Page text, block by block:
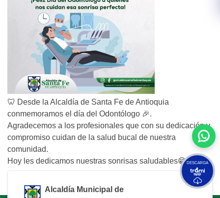
🦷 Desde la Alcaldía de Santa Fe de Antioquia
conmemoramos el día del Odontólogo 🎉.
Agradecemos a los profesionales que con su dedicación y
compromiso cuidan de la salud bucal de nuestra
comunidad.
Hoy les dedicamos nuestras sonrisas saludables😁✨​.
Alcaldía Municipal de
DESCARGA